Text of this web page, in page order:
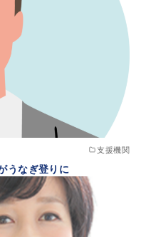
支援機関
うなぎ登りに